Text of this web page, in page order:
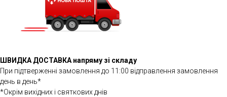
ШВИДКА ДОСТАВКА напряму зі складу
При підтверженні замовлення до 11:00 відправлення замовлення
день в день*
*Окрім вихідних і святкових днів